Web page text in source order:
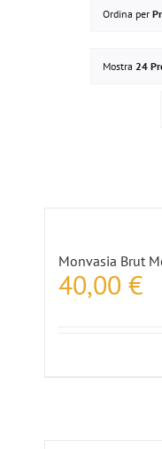
Ordina per
Mostra 24
Monvasia Brut
40,00 €